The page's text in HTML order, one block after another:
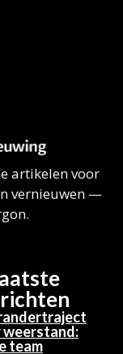
artikelen voor
vernieuwen —
weerstand:
team